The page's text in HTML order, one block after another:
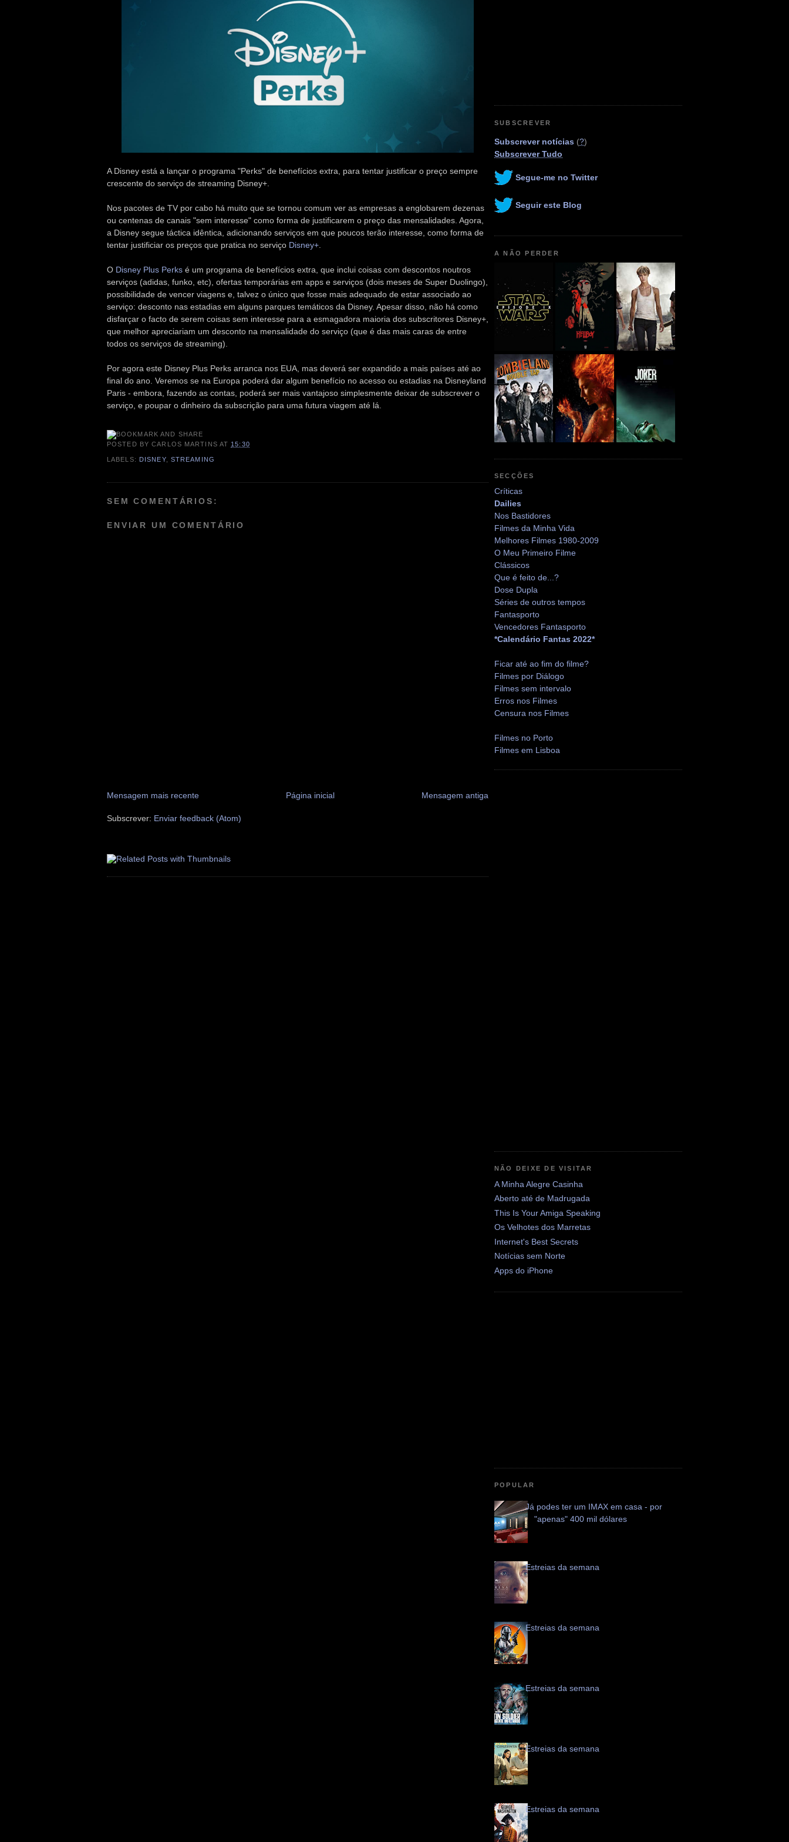
A Disney está a lançar o programa "Perks" de benefícios extra, para tentar justificar o preço sempre
crescente do serviço de streaming Disney+.
Nos pacotes de TV por cabo há muito que se tornou comum ver as empresas a englobarem dezenas
ou centenas de canais "sem interesse" como forma de justificarem o preço das mensalidades. Agora,
a Disney segue táctica idêntica, adicionando serviços em que poucos terão interesse, como forma de
tentar justificiar os preços que pratica no serviço Disney+
O Disney Plus Perks é um programa de benefícios extra, que inclui coisas com descontos noutros
serviços (adidas, funko, etc), ofertas temporárias em apps e serviços (dois meses de Super Duolingo),
possibilidade de vencer viagens e, talvez o único que fosse mais adequado de estar associado ao
serviço: desconto nas estadias em alguns parques temáticos da Disney. Apesar disso, não há como
disfarçar o facto de serem coisas sem interesse para a esmagadora maioria dos subscritores Disney+,
que melhor apreciariam um desconto na mensalidade do serviço (que é das mais caras de entre
todos os serviços de streaming).
Por agora este Disney Plus Perks arranca nos EUA, mas deverá ser expandido a mais países até ao
final do ano. Veremos se na Europa poderá dar algum benefício no acesso ou estadias na Disneyland
Paris - embora, fazendo as contas, poderá ser mais vantajoso simplesmente deixar de subscrever o
serviço, e poupar o dinheiro da subscrição para uma futura viagem até lá.
POSTED BYCARLOS MARTINS AT 15:30
LABELS: DISNEY, STREAMING
SEM COMENTÁRIOS:
ENVIAR UM COMENTÁRIO
Mensagem mais recente Mensagem antiga
Página inicial
Subscrever: Enviar feedback (Atom)
SUBSCREVER
Subscrever notícias (?)
Subscrever Tudo
Segue-me no Twitter
Seguir este Blog
A NÃO PERDER
SECÇÕES
Críticas
Dailies
Nos Bastidores
Filmes da Minha Vida
Melhores Filmes 1980-2009
O Meu Primeiro Filme
Clássicos
Que é feito de...?
Dose Dupla
Séries de outros tempos
Fantasporto
Vencedores Fantasporto
*Calendário Fantas 2022*
Ficar até ao fim do filme?
Filmes por Diálogo
Filmes sem intervalo
Erros nos Filmes
Censura nos Filmes
Filmes no Porto
Filmes em Lisboa
NÃO DEIXE DE VISITAR
A Minha Alegre Casinha
Aberto até de Madrugada
This Is Your Amiga Speaking
Os Velhotes dos Marretas
Internet's Best Secrets
Notícias sem Norte
Apps do iPhone
POPULAR
Já podes ter um IMAX em casa - por
"apenas" 400 mil dólares
Estreias da semana
Estreias da semana
Estreias da semana
Estreias da semana
Estreias da semana